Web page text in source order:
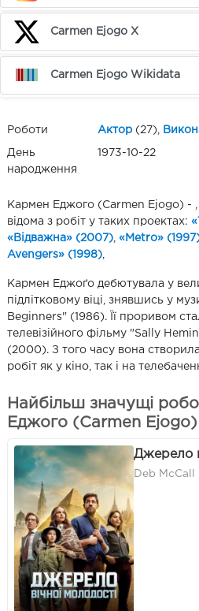
Carmen Ejogo X
Carmen Ejogo Wikidata
Роботи Актор (27),
День
народження
1973-10-22
Кармен Еджого (Carmen Ejogo) -
відома з робіт у таких проектах:
«Відважна» (2007) «Metro»
Avengers» (1998)
Кармен Еджоґо дебютувала у
підлітковому віці, знявшись у
Beginners" (1986). Її проривом
телевізійного фільму "Sally
(2000). З того часу вона
робіт як у кіно, так і на
Найбільш значущі
Еджого (Carmen Ejogo)
Джерело
Deb McCall